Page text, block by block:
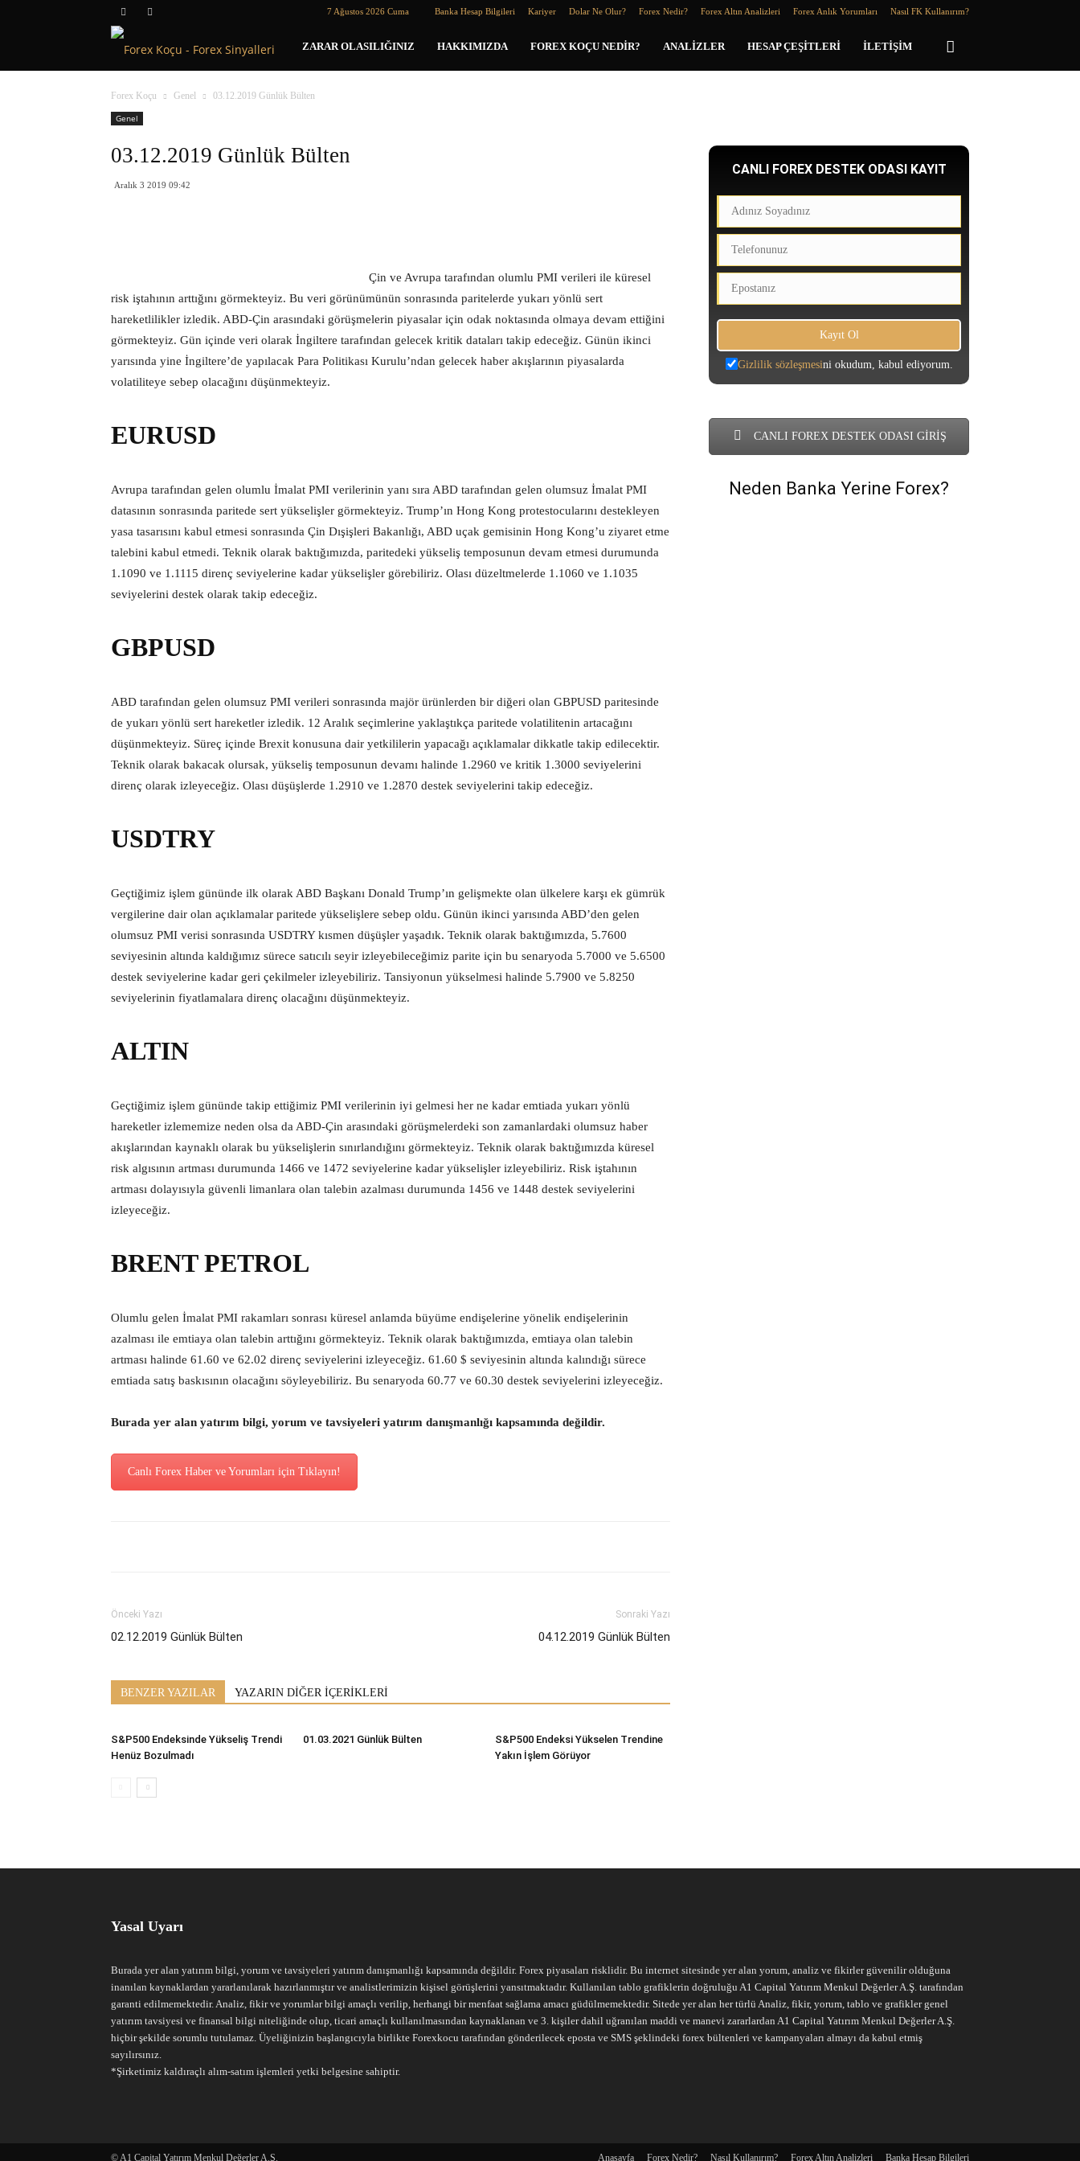
7 Ağustos 2026 Cuma Banka Hesap Bilgileri Kariyer Dolar Ne Olur? Forex Nedir? Forex Altın Analizleri Forex Anlık Yorumları Nasıl FK Kullanırım?
Forex
Koçu
ZARAR OLASILIĞINIZ HAKKIMIZDA FOREX KOÇU NEDIR? ANALIZLER HESAP ÇEŞITLERI İLETIŞIM
Forex Koçu Genel
03.12.2019 Günlük Bülten
Genel
03.12.2019 Günlük Bülten
Aralık 3 2019 09:42
Çin ve Avrupa tarafından olumlu PMI verileri ile küresel
risk iştahının arttığını görmekteyiz. Bu veri görünümünün sonrasında paritelerde yukarı yönlü sert
hareketlilikler izledik. ABD-Çin arasındaki görüşmelerin piyasalar için odak noktasında olmaya devam ettiğini
görmekteyiz. Gün içinde veri olarak İngiltere tarafından gelecek kritik dataları takip edeceğiz. Günün ikinci
yarısında yine İngiltere’de yapılacak Para Politikası Kurulu’ndan gelecek haber akışlarının piyasalarda
volatiliteye sebep olacağını düşünmekteyiz.
EURUSD
Avrupa tarafından gelen olumlu İmalat PMI verilerinin yanı sıra ABD tarafından gelen olumsuz İmalat PMI
datasının sonrasında paritede sert yükselişler görmekteyiz. Trump’ın Hong Kong protestocularını destekleyen
yasa tasarısını kabul etmesi sonrasında Çin Dışişleri Bakanlığı, ABD uçak gemisinin Hong Kong’u ziyaret etme
talebini kabul etmedi. Teknik olarak baktığımızda, paritedeki yükseliş temposunun devam etmesi durumunda
1.1090 ve 1.1115 direnç seviyelerine kadar yükselişler görebiliriz. Olası düzeltmelerde 1.1060 ve 1.1035
seviyelerini destek olarak takip edeceğiz.
GBPUSD
ABD tarafından gelen olumsuz PMI verileri sonrasında majör ürünlerden bir diğeri olan GBPUSD paritesinde
de yukarı yönlü sert hareketler izledik. 12 Aralık seçimlerine yaklaştıkça paritede volatilitenin artacağını
düşünmekteyiz. Süreç içinde Brexit konusuna dair yetkililerin yapacağı açıklamalar dikkatle takip edilecektir.
Teknik olarak bakacak olursak, yükseliş temposunun devamı halinde 1.2960 ve kritik 1.3000 seviyelerini
direnç olarak izleyeceğiz. Olası düşüşlerde 1.2910 ve 1.2870 destek seviyelerini takip edeceğiz.
USDTRY
Geçtiğimiz işlem gününde ilk olarak ABD Başkanı Donald Trump’ın gelişmekte olan ülkelere karşı ek gümrük
vergilerine dair olan açıklamalar paritede yükselişlere sebep oldu. Günün ikinci yarısında ABD’den gelen
olumsuz PMI verisi sonrasında USDTRY kısmen düşüşler yaşadık. Teknik olarak baktığımızda, 5.7600
seviyesinin altında kaldığımız sürece satıcılı seyir izleyebileceğimiz parite için bu senaryoda 5.7000 ve 5.6500
destek seviyelerine kadar geri çekilmeler izleyebiliriz. Tansiyonun yükselmesi halinde 5.7900 ve 5.8250
seviyelerinin fiyatlamalara direnç olacağını düşünmekteyiz.
ALTIN
Geçtiğimiz işlem gününde takip ettiğimiz PMI verilerinin iyi gelmesi her ne kadar emtiada yukarı yönlü
hareketler izlememize neden olsa da ABD-Çin arasındaki görüşmelerdeki son zamanlardaki olumsuz haber
akışlarından kaynaklı olarak bu yükselişlerin sınırlandığını görmekteyiz. Teknik olarak baktığımızda küresel
risk algısının artması durumunda 1466 ve 1472 seviyelerine kadar yükselişler izleyebiliriz. Risk iştahının
artması dolayısıyla güvenli limanlara olan talebin azalması durumunda 1456 ve 1448 destek seviyelerini
izleyeceğiz.
BRENT PETROL
Olumlu gelen İmalat PMI rakamları sonrası küresel anlamda büyüme endişelerine yönelik endişelerinin
azalması ile emtiaya olan talebin arttığını görmekteyiz. Teknik olarak baktığımızda, emtiaya olan talebin
artması halinde 61.60 ve 62.02 direnç seviyelerini izleyeceğiz. 61.60 $ seviyesinin altında kalındığı sürece
emtiada satış baskısının olacağını söyleyebiliriz. Bu senaryoda 60.77 ve 60.30 destek seviyelerini izleyeceğiz.
Burada yer alan yatırım bilgi, yorum ve tavsiyeleri yatırım danışmanlığı kapsamında değildir.
Canlı Forex Haber ve Yorumları için Tıklayın!
Önceki Yazı
02.12.2019 Günlük Bülten
Sonraki Yazı
04.12.2019 Günlük Bülten
BENZER YAZILAR YAZARIN DİĞER İÇERİKLERİ
S&P500 Endeksinde Yükseliş Trendi
Henüz Bozulmadı
01.03.2021 Günlük Bülten
S&P500 Endeksi Yükselen Trendine
Yakın İşlem Görüyor
CANLI FOREX DESTEK ODASI KAYIT
Gizlilik sözleşmesini okudum, kabul ediyorum.
CANLI FOREX DESTEK ODASI GİRİŞ
Neden Banka Yerine Forex?
Yasal Uyarı
Burada yer alan yatırım bilgi, yorum ve tavsiyeleri yatırım danışmanlığı kapsamında değildir. Forex piyasaları risklidir. Bu internet sitesinde yer alan yorum, analiz ve fikirler güvenilir olduğuna
inanılan kaynaklardan yararlanılarak hazırlanmıştır ve analistlerimizin kişisel görüşlerini yansıtmaktadır. Kullanılan tablo grafiklerin doğruluğu A1 Capital Yatırım Menkul Değerler A.Ş. tarafından
garanti edilmemektedir. Analiz, fikir ve yorumlar bilgi amaçlı verilip, herhangi bir menfaat sağlama amacı güdülmemektedir. Sitede yer alan her türlü Analiz, fikir, yorum, tablo ve grafikler genel
yatırım tavsiyesi ve finansal bilgi niteliğinde olup, ticari amaçlı kullanılmasından kaynaklanan ve 3. kişiler dahil uğranılan maddi ve manevi zararlardan A1 Capital Yatırım Menkul Değerler A.Ş.
hiçbir şekilde sorumlu tutulamaz. Üyeliğinizin başlangıcıyla birlikte Forexkocu tarafından gönderilecek eposta ve SMS şeklindeki forex bültenleri ve kampanyaları almayı da kabul etmiş
sayılırsınız.
*Şirketimiz kaldıraçlı alım-satım işlemleri yetki belgesine sahiptir.
Anasayfa Forex Nedir? Nasıl Kullanırım? Forex Altın Analizleri Banka Hesap Bilgileri
© A1 Capital Yatırım Menkul Değerler A.Ş.